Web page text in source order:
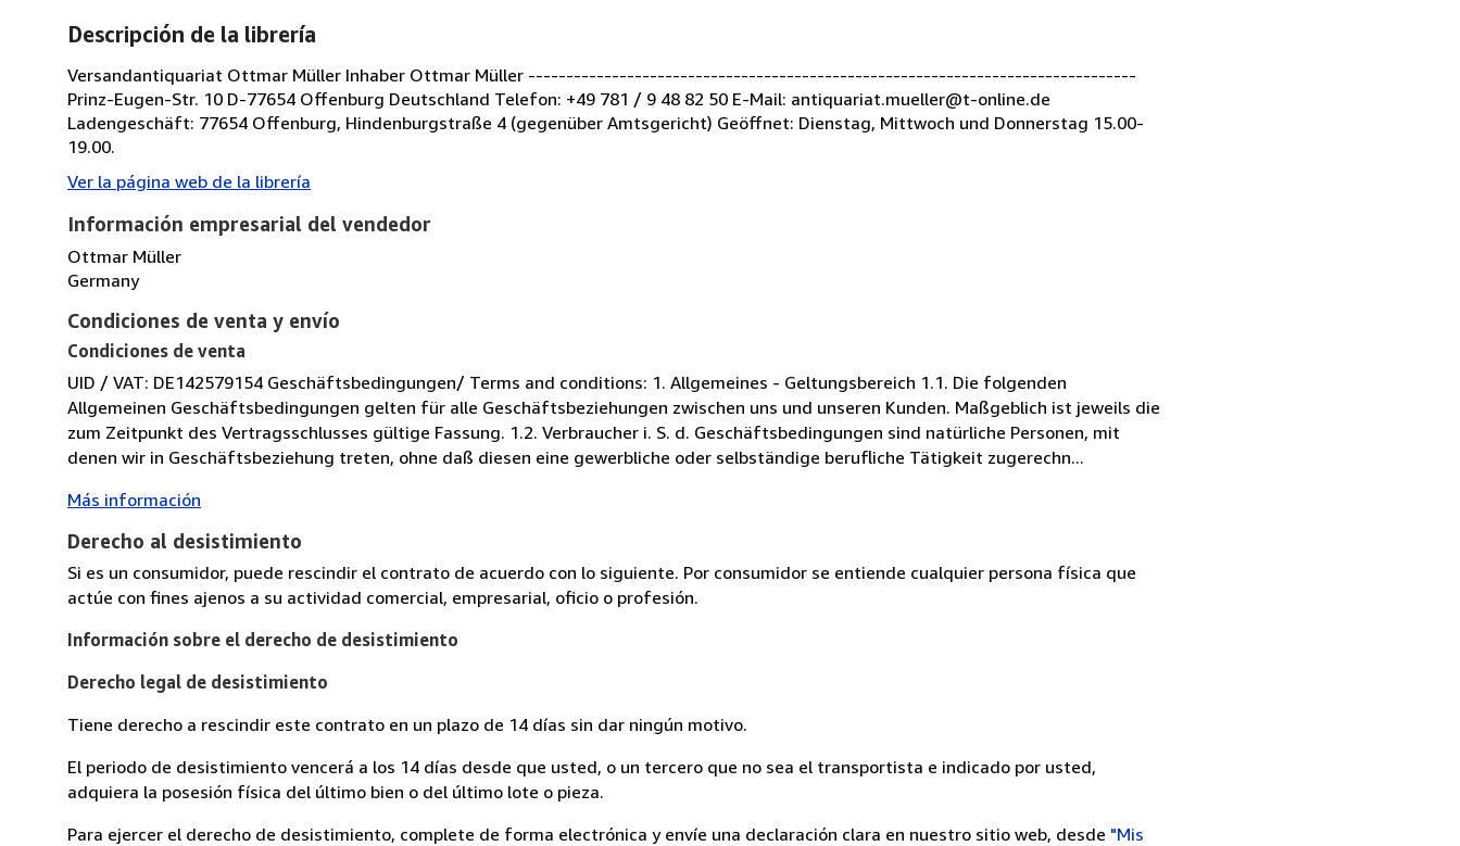
Descripción de la librería
Versandantiquariat Ottmar Müller Inhaber Ottmar Müller --------------------------------------------------------------------------------
Prinz-Eugen-Str. 10 D-77654 Offenburg Deutschland Telefon: +49 781 / 9 48 82 50 E-Mail: antiquariat.mueller@t-online.de
Ladengeschäft: 77654 Offenburg, Hindenburgstraße 4 (gegenüber Amtsgericht) Geöffnet: Dienstag, Mittwoch und Donnerstag 15.00-
19.00.
Ver la página web de la librería
Información empresarial del vendedor
Ottmar Müller
Germany
Condiciones de venta y envío
Condiciones de venta
UID / VAT: DE142579154 Geschäftsbedingungen/ Terms and conditions: 1. Allgemeines - Geltungsbereich 1.1. Die folgenden
Allgemeinen Geschäftsbedingungen gelten für alle Geschäftsbeziehungen zwischen uns und unseren Kunden. Maßgeblich ist jeweils die
zum Zeitpunkt des Vertragsschlusses gültige Fassung. 1.2. Verbraucher i. S. d. Geschäftsbedingungen sind natürliche Personen, mit
denen wir in Geschäftsbeziehung treten, ohne daß diesen eine gewerbliche oder selbständige berufliche Tätigkeit zugerechn...
Más información
Derecho al desistimiento
Si es un consumidor, puede rescindir el contrato de acuerdo con lo siguiente. Por consumidor se entiende cualquier persona física que
actúe con fines ajenos a su actividad comercial, empresarial, oficio o profesión.
Información sobre el derecho de desistimiento
Derecho legal de desistimiento
Tiene derecho a rescindir este contrato en un plazo de 14 días sin dar ningún motivo.
El periodo de desistimiento vencerá a los 14 días desde que usted, o un tercero que no sea el transportista e indicado por usted,
adquiera la posesión física del último bien o del último lote o pieza.
Para ejercer el derecho de desistimiento, complete de forma electrónica y envíe una declaración clara en nuestro sitio web, desde "Mis